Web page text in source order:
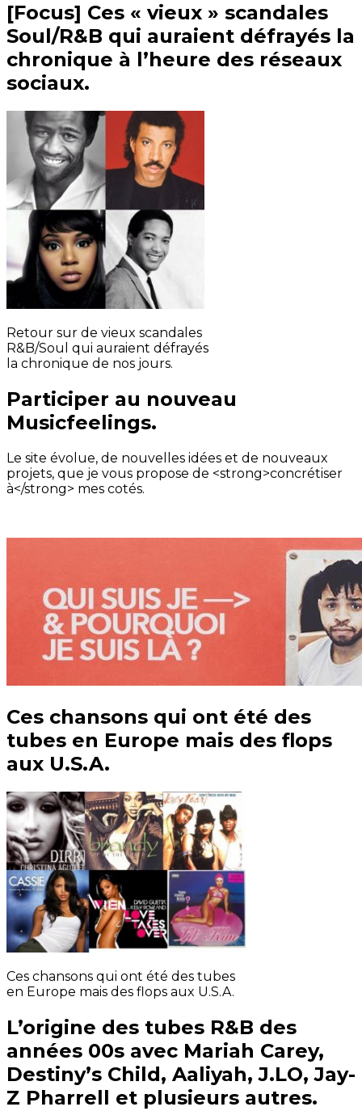
[Focus] Ces « vieux » scandales
Soul/R&B qui auraient défrayés la
chronique à l’heure des réseaux
sociaux.
Retour sur de vieux scandales
R&B/Soul qui auraient défrayés
la chronique de nos jours.
Participer au nouveau
Musicfeelings.
Le site évolue, de nouvelles idées et de nouveaux
projets, que je vous propose de <strong>concrétiser
à</strong> mes cotés.
Ces chansons qui ont été des
tubes en Europe mais des flops
aux U.S.A.
Ces chansons qui ont été des tubes
en Europe mais des flops aux U.S.A.
L’origine des tubes R&B des
années 00s avec Mariah Carey,
Destiny’s Child, Aaliyah, J.LO, Jay-
Z Pharrell et plusieurs autres.